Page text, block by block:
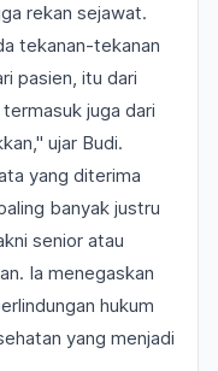
rekan sejawat.
tekanan-tekanan
pasien, itu dari
juga dari
ujar Budi.
yang diterima
banyak justru
senior atau
Ia menegaskan
hukum
yang menjadi